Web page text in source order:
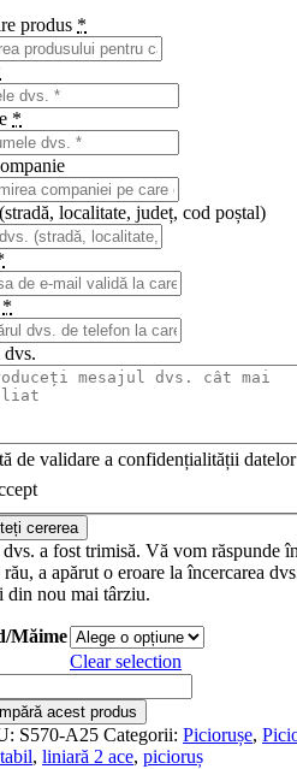
produs *
*
localitate, județ, cod poștal)
*
de validare a confidențialității datelor
cererea
dvs. a fost trimisă. Vă vom răspunde
a apărut o eroare la încercarea
din nou mai târziu.
Măime
Clear selection
acest produs
S570-A25 Categorii: Piciorușe,
, liniară 2 ace, picioruș